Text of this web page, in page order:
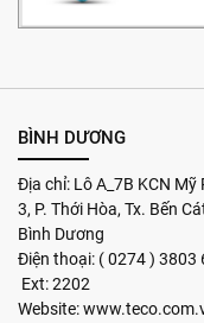
BÌNH DƯƠNG
Địa chỉ: Lô A_7B KCN Mỹ
3, P. Thới Hòa, Tx. Bến
Bình Dương
Điện thoại: ( 0274 ) 3803
Ext: 2202
Website: